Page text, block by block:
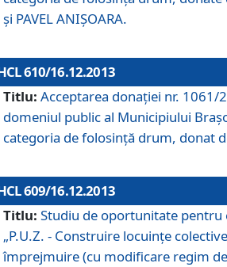
şi PAVEL ANIŞOARA.
610/16.12.2013
Titlu: Acceptarea donaţiei nr. 1061/
domeniul public al Municipiului
categoria de folosinţă drum, donat
609/16.12.2013
Titlu: Studiu de oportunitate
„P.U.Z. - Construire locuinţe
împrejmuire (cu modificare regim